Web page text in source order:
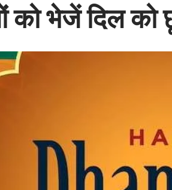
को भेजें दिल